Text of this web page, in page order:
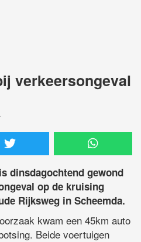
verkeersongeval
dinsdagochtend gewond
op de kruising
Rijksweg in Scheemda.
kwam een 45km auto
Beide voertuigen